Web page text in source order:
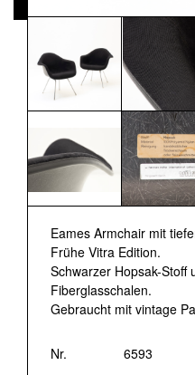
Eames Armchair mit
Frühe Vitra Edition.
Schwarzer Hopsak-Stoff
Fiberglasschalen.
Gebraucht mit vintage
Nr.
6593